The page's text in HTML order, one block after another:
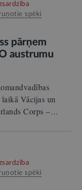
spēki
pārņem
austrumu
Vācijas un
Corps –…
spēki